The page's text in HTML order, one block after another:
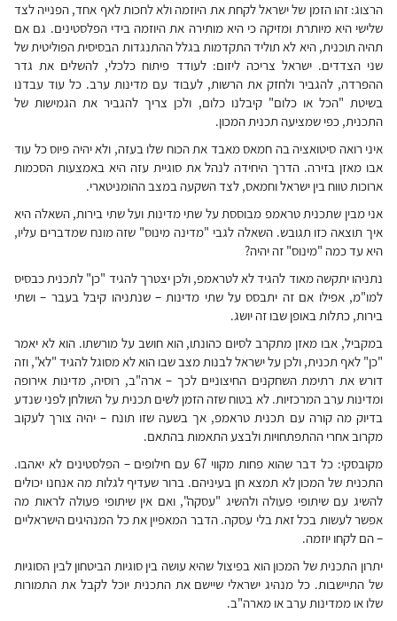
הרצוג: זהו הזמן של ישראל לקחת את היוזמה ולא לחכות לאף אחד, הפנייה לצד
שלישי היא מיותרת ומזיקה כי היא מותירה את היוזמה בידי הפלסטינים. גם אם
תהיה תוכנית, היא לא תוליד התקדמות בגלל ההתנגדות הבסיסית הפוליטית של
שני הצדדים. ישראל צריכה ליזום: לעודד פיתוח כלכלי, להשלים את גדר
ההפרדה, להגביר ולחזק את הרשות, לעבוד עם מדינות ערב. כל עוד עבדנו
בשיטת "הכל או כלום" קיבלנו כלום, ולכן צריך להגביר את הגמישות של
התכנית, כפי שמציעה תכנית המכון.
איני רואה סיטואציה בה חמאס מאבד את הכוח שלו בעזה, ולא יהיה פיוס כל עוד
אבו מאזן בזירה. הדרך היחידה לנהל את סוגיית עזה היא באמצעות הסכמות
ארוכות טווח בין ישראל וחמאס, לצד השקעה במצב ההומניטארי.
אני מבין שתכנית טראמפ מבוססת על שתי מדינות ועל שתי בירות, השאלה היא
איך תוצאה כזו תגובש. השאלה לגבי "מדינה מינוס" שזה מונח שמדברים עליו,
היא עד כמה "מינוס" זה יהיה?
נתניהו יתקשה מאוד להגיד לא לטראמפ, ולכן יצטרך להגיד "כן" לתכנית כבסיס
למו"מ, אפילו אם זה יתבסס על שתי מדינות – שנתניהו קיבל בעבר – ושתי
בירות, כתלות באופן שבו זה יושג.
במקביל, אבו מאזן מתקרב לסיום כהונתו, הוא חושב על מורשתו. הוא לא יאמר
"כן" לאף תכנית, ולכן על ישראל לבנות מצב שבו הוא לא מסוגל להגיד "לא", וזה
דורש את רתימת השחקנים החיצוניים לכך – ארה"ב, רוסיה, מדינות אירופה
ומדינות ערב המרכזיות. לא בטוח שזה הזמן לשים תכנית על השולחן לפני שנדע
בדיוק מה קורה עם תכנית טראמפ, אך בשעה שזו תונח – יהיה צורך לעקוב
מקרוב אחרי ההתפתחויות ולבצע התאמות בהתאם.
מקובסקי: כל דבר שהוא פחות מקווי 67 עם חילופים – הפלסטינים לא יאהבו.
התכנית של המכון לא תמצא חן בעיניהם. ברור שעדיף לגלות מה אנחנו יכולים
להשיג עם שיתופי פעולה ולהשיג "עסקה",ואם אין שיתופי פעולה לראות מה
אפשר לעשות בכל זאת בלי עסקה. הדבר המאפיין את כל המנהיגים הישראליים
– הם לקחו יוזמה.
יתרון התכנית של המכון הוא בפיצול שהיא עושה בין סוגיות הביטחון לבין הסוגיות
של התיישבות. כל מנהיג ישראלי שיישם את התכנית יוכל לקבל את התמורות
שלו או ממדינות ערב או מארה"ב.